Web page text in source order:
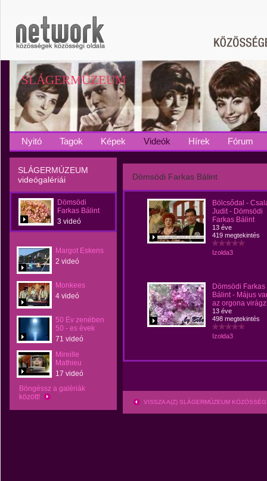
SLÁGERMÚZEUM
Nyitó Tagok Képek Videók Hírek Fórum
SLÁGERMÚZEUM
videógalériái
Dömsödi
Farkas Bálint
3 videó
Margot Eskens
2 videó
Monkees
4 videó
50 Év zenében
50 - es évek
71 videó
Mireille
Mathieu
17 videó
Böngéssz a galériák
között!
Dömsödi Farkas Bálint
Bölcsődal -
Judit - Dömsödi
Farkas Bálint
13 éve
419 megtekintés
Izolda3
Dömsödi Farkas
Bálint - Május
az orgona
13 éve
498 megtekintés
Izolda3
VISSZA A(Z) SLÁGERMÚZEUM